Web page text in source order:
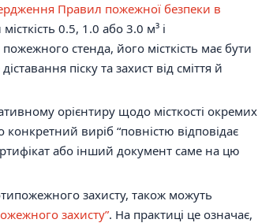
Правил пожежної безпеки в
0.5, 1.0 або 3.0 м³ і
стенда, його місткість має бути
піску та захист від сміття й
орієнтиру щодо місткості окремих
виріб “повністю відповідає
або інший документ саме на цю
захисту, також можуть
захисту”. На практиці це означає,